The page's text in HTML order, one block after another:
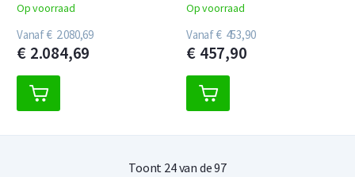
Op voorraad
€ 2.084,69
Vanaf€ 2.080,69
Op voorraad
€ 457,90
Vanaf€ 453,90
Toont 24van de97